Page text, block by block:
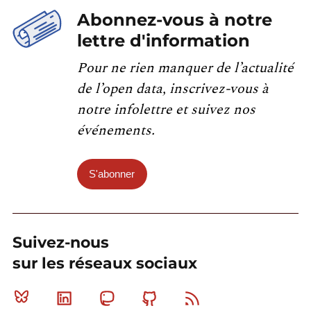
Abonnez-vous à notre
lettre d'information
Pour ne rien manquer de l’actualité
de l’open data, inscrivez-vous à
notre infolettre et suivez nos
événements.
S'abonner
Suivez-nous
sur les réseaux sociaux
Bluesky Linkedin MastodonGithub